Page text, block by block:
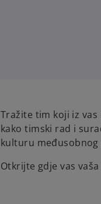
Tražite tim koji iz vas
kako timski rad i
kulturu
Otkrijte gdje vas